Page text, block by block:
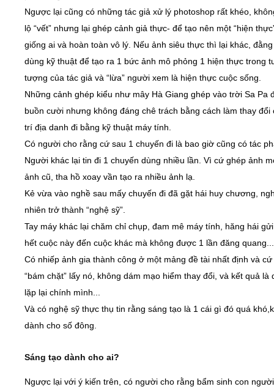
Ngược lại cũng có những tác giả xử lý photoshop rất khéo,
lộ “vết” nhưng lại ghép cảnh giả thực- để tạo nên một “hiện
giống ai và hoàn toàn vô lý. Nếu ảnh siêu thực thì lại khác,
dùng kỹ thuật để tạo ra 1 bức ảnh mô phỏng 1 hiện thực trong
tượng của tác giả và “lừa” người xem là hiện thực cuộc sống.
Những cảnh ghép kiểu như mây Hà Giang ghép vào trời Sa Pa
buồn cười nhưng không đáng chê trách bằng cách làm thay đổi
trí địa danh đi bằng kỹ thuật máy tính.
Có người cho rằng cứ sau 1 chuyến đi là bao giờ cũng có tác
Người khác lại tin đi 1 chuyến dùng nhiều lần. Vì cứ ghép ảnh
ảnh cũ, tha hồ xoay vần tạo ra nhiều ảnh lạ.
Kẻ vừa vào nghề sau mấy chuyến đi đã gặt hái huy chương,
nhiên trở thành “nghệ sỹ”.
Tay máy khác lại chăm chỉ chụp, đam mê máy tính, hăng hái
hết cuộc này đến cuộc khác mà không được 1 lần đăng quang...
Có nhiếp ảnh gia thành công ở một mảng đề tài nhất định và cứ
“bám chặt” lấy nó, không dám mạo hiểm thay đổi, và kết quả là
lặp lại chính mình...
Và có nghệ sỹ thực thụ tin rằng sáng tạo là 1 cái gì đó quá
dành cho số đông.
Sáng tạo dành cho ai?
Ngược lại với ý kiến trên, có người cho rằng bẩm sinh con